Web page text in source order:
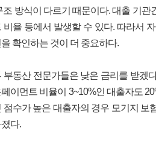
조 방식이 다르기 때문이다. 대출 기관
비율 등에서 발생할 수 있다. 따라서
확인하는 것이 더 중요하다.
부동산 전문가들은 낮은 금리를 받겠
이먼트 비율이 3~10%인 대출자도
점수가 높은 대출자의 경우 모기지 보
다.